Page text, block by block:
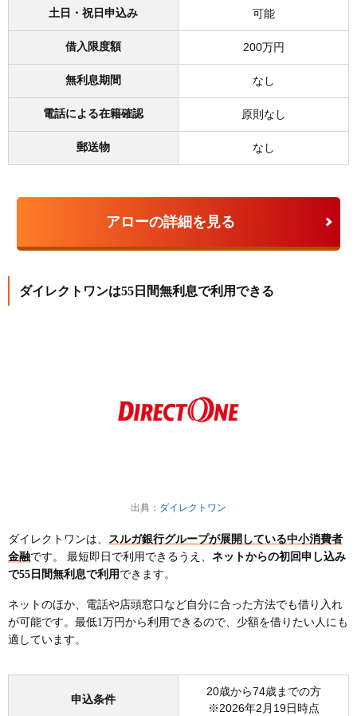
土日・祝日申込み 可能
借入限度額 200万円
無利息期間 なし
電話による在籍確認 原則なし
郵送物 なし
アローの詳細を見る
ダイレクトワンは55日間無利息で利用できる
出典： ダイレクトワン
ダイレクトワンは、 スルガ銀行グループが展開している中小消費者
金融です。 最短即日で利用できるうえ、 ネットからの初回申し込み
で55日間無利息で利用 できます。
ネットのほか、電話や店頭窓口など自分に合った方法でも借り入れ
が可能です。最低1万円から利用できるので、少額を借りたい人にも
適しています。
申込条件
20歳から74歳までの方
※2026年2月19日時点